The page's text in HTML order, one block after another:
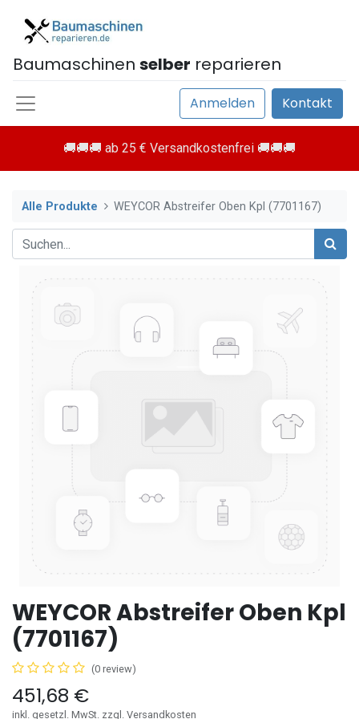
Baumaschinen selber reparieren
Anmelden Kontakt
🚚🚚🚚 ab 25 € Versandkostenfrei 🚚🚚🚚
Alle Produkte WEYCOR Abstreifer Oben Kpl (7701167)
WEYCOR Abstreifer Oben Kpl
(7701167)
(0 review)
451,68 €
inkl. gesetzl. MwSt. zzgl. Versandkosten